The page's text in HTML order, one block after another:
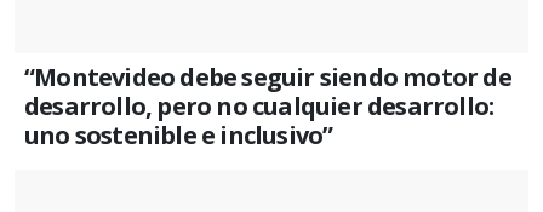
“Montevideo debe seguir siendo motor de
desarrollo, pero no cualquier desarrollo:
uno sostenible e inclusivo”